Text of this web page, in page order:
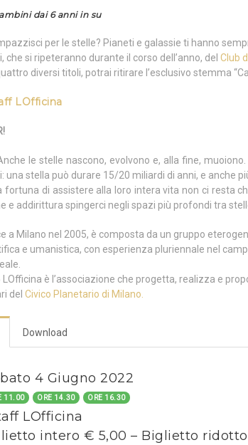
dai 6 anni in su
per le stelle? Pianeti e galassie ti hanno
che si ripeteranno durante il corso dell’anno, del Club
diversi titoli, potrai ritirare l’esclusivo stemma
LOfficina
le stelle nascono, evolvono e, alla fine,
una stella può durare 15/20 miliardi di anni, e anche
fortuna di assistere alla loro intera vita non ci resta
e addirittura spingerci negli spazi più profondi tra
a Milano nel 2005, è composta da un gruppo
e umanistica, con esperienza pluriennale nel
LOfficina è l’associazione che progetta, realizza e
del Civico Planetario di Milano.
Download
4 Giugno 2022
11.00 ORE 14.30 ORE 16.30
LOfficina
intero € 5,00 – Biglietto